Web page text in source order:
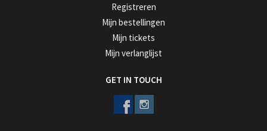
Registreren
Mijn bestellingen
Mijn tickets
Mijn verlanglijst
GET IN TOUCH